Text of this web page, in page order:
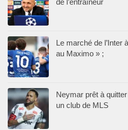
de l’entraîneur
Le marché de l’Inter
au Maximo » ;
Neymar prêt à
un club de MLS